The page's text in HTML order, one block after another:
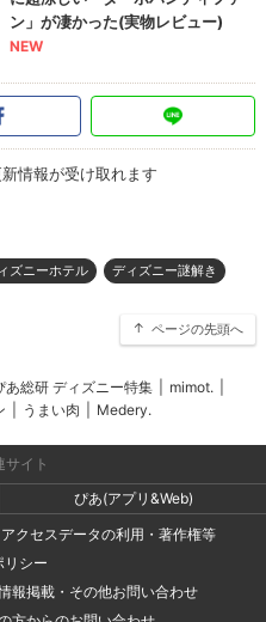
情報が受け取れます
ズニーホテル ディズニー謎解き
ページの先頭へ
あ総研 ディズニー特集 mimot.
うまい肉 Medery.
サイト
ぴあ(アプリ&Web)
アクセスデータの利用・著作権等
リシー
報掲載・その他お問い合わせ